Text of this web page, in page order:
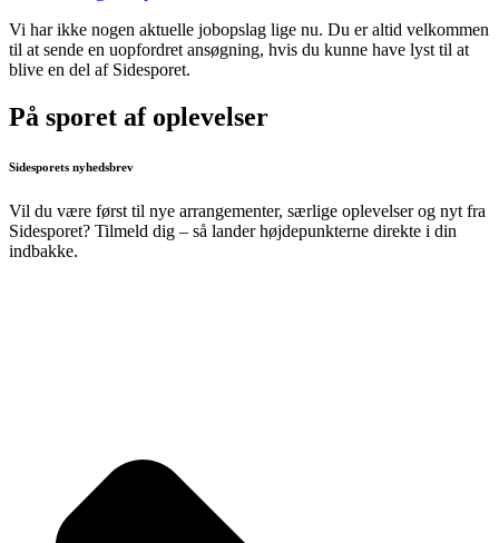
Vi har ikke nogen aktuelle jobopslag lige nu. Du er altid velkommen
til at sende en uopfordret ansøgning, hvis du kunne have lyst til at
blive en del af Sidesporet.
På sporet af oplevelser
Sidesporets nyhedsbrev
Vil du være først til nye arrangementer, særlige oplevelser og nyt fra
Sidesporet? Tilmeld dig – så lander højdepunkterne direkte i din
indbakke.